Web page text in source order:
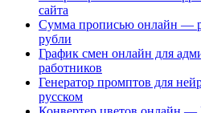
сайта
Сумма прописью онлайн —
рубли
График смен онлайн для
работников
Генератор промптов для
русском